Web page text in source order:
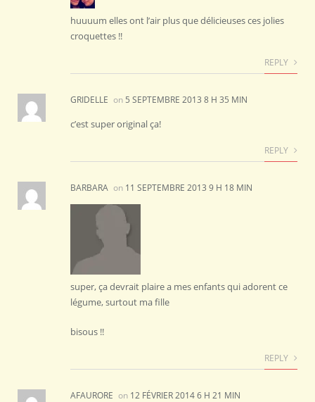
huuuum elles ont l’air plus que délicieuses ces jolies
croquettes !!
REPLY
GRIDELLE on 5 SEPTEMBRE 2013 8 H 35 MIN
c’est super original ça!
REPLY
BARBARA on 11 SEPTEMBRE 2013 9 H 18 MIN
super, ça devrait plaire a mes enfants qui adorent ce
légume, surtout ma fille
bisous !!
REPLY
AFAURORE on 12 FÉVRIER 2014 6 H 21 MIN